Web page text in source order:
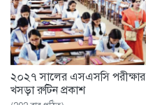
২০২৭ সালের এসএসসি পরীক্ষার
খসড়া রুটিন প্রকাশ